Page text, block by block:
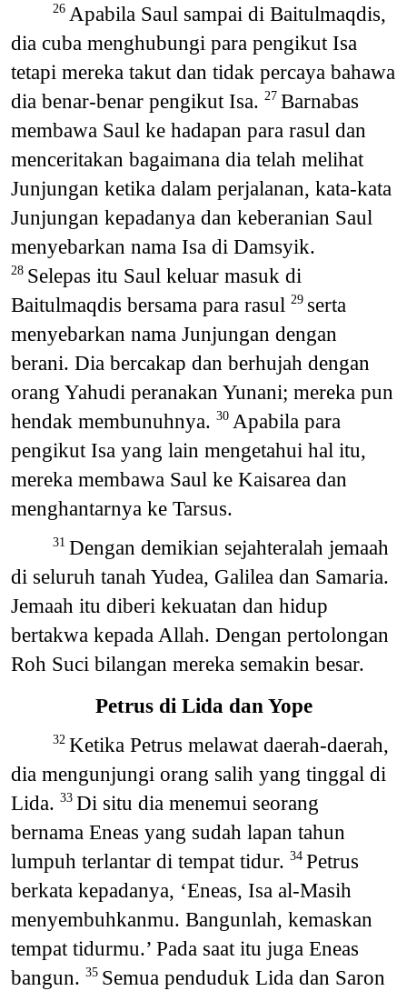
26 Apabila Saul sampai di Baitulmaqdis,
dia cuba menghubungi para pengikut Isa
tetapi mereka takut dan tidak percaya bahawa
dia benar-benar pengikut Isa. 27 Barnabas
membawa Saul ke hadapan para rasul dan
menceritakan bagaimana dia telah melihat
Junjungan ketika dalam perjalanan, kata-kata
Junjungan kepadanya dan keberanian Saul
menyebarkan nama Isa di Damsyik.
28 Selepas itu Saul keluar masuk di
Baitulmaqdis bersama para rasul 29 serta
menyebarkan nama Junjungan dengan
berani. Dia bercakap dan berhujah dengan
orang Yahudi peranakan Yunani; mereka pun
hendak membunuhnya. 30 Apabila para
pengikut Isa yang lain mengetahui hal itu,
mereka membawa Saul ke Kaisarea dan
menghantarnya ke Tarsus.
31 Dengan demikian sejahteralah jemaah
di seluruh tanah Yudea, Galilea dan Samaria.
Jemaah itu diberi kekuatan dan hidup
bertakwa kepada Allah. Dengan pertolongan
Roh Suci bilangan mereka semakin besar.
Petrus di Lida dan Yope
32 Ketika Petrus melawat daerah-daerah,
dia mengunjungi orang salih yang tinggal di
Lida. 33 Di situ dia menemui seorang
bernama Eneas yang sudah lapan tahun
lumpuh terlantar di tempat tidur. 34 Petrus
berkata kepadanya, ‘Eneas, Isa al-Masih
menyembuhkanmu. Bangunlah, kemaskan
tempat tidurmu.’ Pada saat itu juga Eneas
bangun. 35 Semua penduduk Lida dan Saron